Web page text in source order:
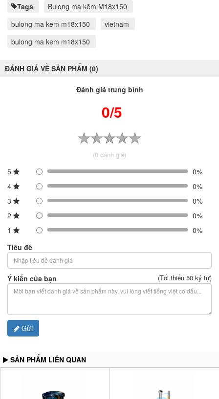
Tags
Bulong mạ kẽm M18x150
bulong ma kem m18x150
vietnam
bulong ma kem m18x150
ĐÁNH GIÁ VỀ SẢN PHẨM (0)
Đánh giá trung bình
0/5
(0 đánh giá)
5
0%
4
0%
3
0%
2
0%
1
0%
Tiêu đề
Ý kiến của bạn (Tối thiểu 50 ký tự)
Gửi
SẢN PHẨM LIÊN QUAN